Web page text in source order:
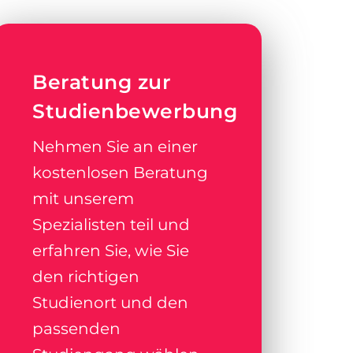
Beratung zur
Studienbewerbung
Nehmen Sie an einer
kostenlosen Beratung
mit unserem
Spezialisten teil und
erfahren Sie, wie Sie
den richtigen
Studienort und den
passenden